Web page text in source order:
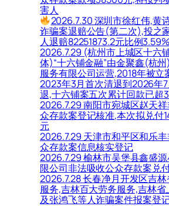
害人
2026.7.30 深圳市徐红伟,黄
诈骗案退赔公告(第二次),投之
人退赔82251873.2元比例3.59%
2026.7.29 (杭州市上城区十六
体)“十六铺金融”由金聚鑫(杭
服务有限公司运营,2018年被立
2023年3月首次清退到2026年
退,十六铺案五次累计回款已超
2026.7.29 南阳市宛城区赵天
众存款案登记核准,本次拟兑付
元
2026.7.29 天津市和平区和乐
众存款案信息核实登记
2026.7.29 榆林市吴堡县鑫盛
限公司非法吸收公众存款案兑
2026.7.28 长春净月开发区吉
服务,吉林百大劳务服务,吉林
及张鸿飞等人诈骗案件报案登